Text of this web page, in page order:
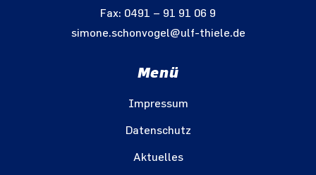
Fax: 0491 – 91 91 06 9
simone.schonvogel@ulf-thiele.de
Menü
Impressum
Datenschutz
Aktuelles